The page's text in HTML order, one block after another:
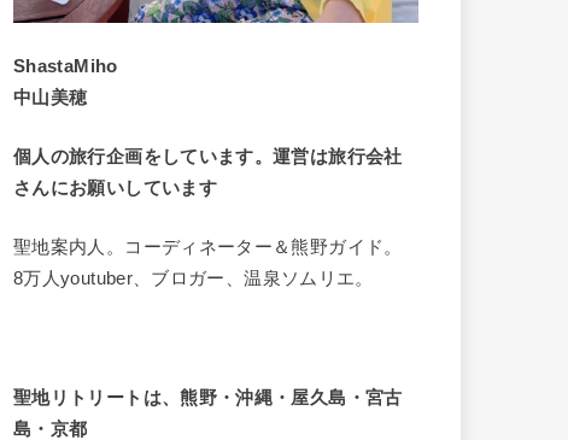
ShastaMiho
中山美穂
個人の旅行企画をしています。運営は旅行会社
さんにお願いしています
聖地案内人。コーディネーター＆熊野ガイド。
8万人youtuber、ブロガー、温泉ソムリエ。
聖地リトリートは、熊野・沖縄・屋久島・宮古
島・京都